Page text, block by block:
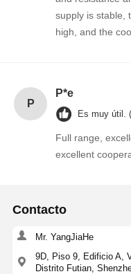
transistor de
supply is stable,
high, and the
P
P*e
Es muy útil.
Full range,
excellent
Contacto
Mr. YangJiaHe
9D, Piso 9, Edificio A,
Distrito Futian,